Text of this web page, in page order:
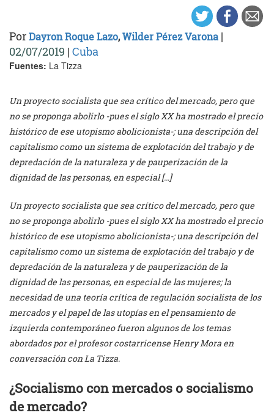
PorDayron Roque Lazo,Wilder Pérez Varona |
02/07/2019 | Cuba
Fuentes: La Tizza
Un proyecto socialista que sea crítico del mercado, pero que
no se proponga abolirlo -pues el siglo XX ha mostrado el precio
histórico de ese utopismo abolicionista-; una descripción del
capitalismo como un sistema de explotación del trabajo y de
depredación de la naturaleza y de pauperización de la
dignidad de las personas, en especial […]
Un proyecto socialista que sea crítico del mercado, pero que
no se proponga abolirlo -pues el siglo XX ha mostrado el precio
histórico de ese utopismo abolicionista-; una descripción del
capitalismo como un sistema de explotación del trabajo y de
depredación de la naturaleza y de pauperización de la
dignidad de las personas, en especial de las mujeres; la
necesidad de una teoría crítica de regulación socialista de los
mercados y el papel de las utopías en el pensamiento de
izquierda contemporáneo fueron algunos de los temas
abordados por el profesor costarricense Henry Mora en
conversación con La Tizza.
¿Socialismo con mercados o socialismo
de mercado?